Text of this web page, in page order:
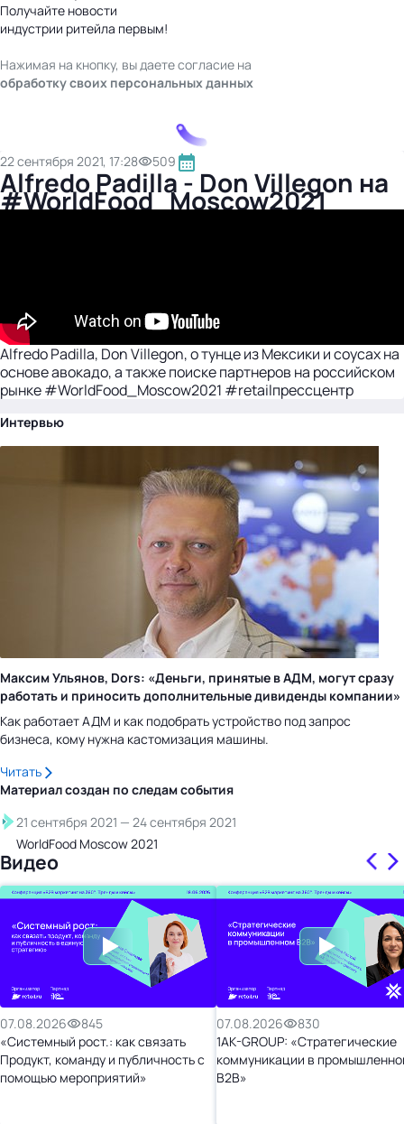
Получайте новости
индустрии ритейла первым!
Нажимая на кнопку, вы даете согласие на
обработку своих персональных данных
22 сентября 2021, 17:28 509
Alfredo Padilla - Don Villegon на
#WorldFood_Moscow2021
Alfredo Padilla, Don Villegon, о тунце из Мексики и соусах на
основе авокадо, а также поиске партнеров на российском
рынке #WorldFood_Moscow2021 #retailпрессцентр
Интервью
Максим Ульянов, Dors: «Деньги, принятые в АДМ, могут сразу
работать и приносить дополнительные дивиденды компании»
Как работает АДМ и как подобрать устройство под запрос
бизнеса, кому нужна кастомизация машины.
Читать
Материал создан по следамсобытия
21 сентября 2021 — 24 сентября 2021
WorldFood Moscow 2021
Видео
07.08.2026
845
«Системный рост.: как связать
Продукт, команду и публичность с
помощью мероприятий»
07.08.2026
830
1AK-GROUP: «Стратегические
коммуникации в
B2B»